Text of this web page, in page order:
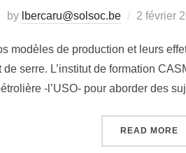
by lbercaru@solsoc.be
Posted
2 février
modèles de production et leurs
serre. L’institut de formation
-l’USO- pour aborder des
READ MORE«